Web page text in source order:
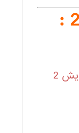
لینک دانلود پیش نمایش 2